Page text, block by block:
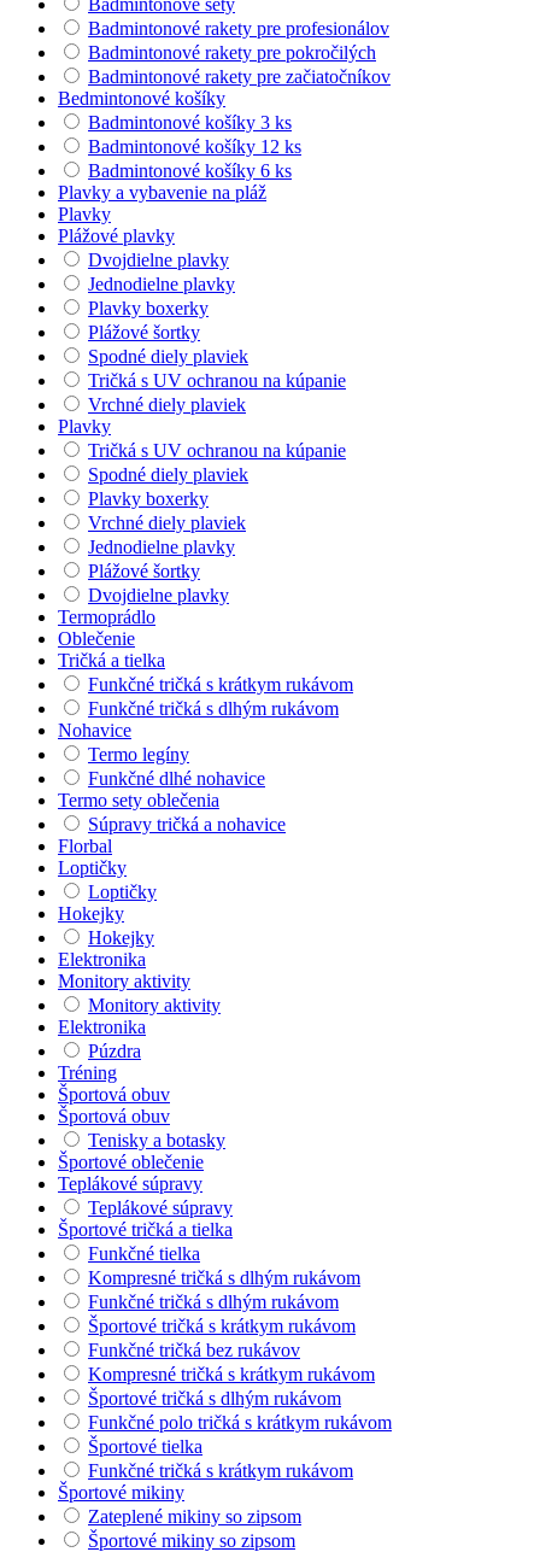
Badmintonové sety
Badmintonové rakety pre profesionálov
Badmintonové rakety pre pokročilých
Badmintonové rakety pre začiatočníkov
Bedmintonové košíky
Badmintonové košíky 3 ks
Badmintonové košíky 12 ks
Badmintonové košíky 6 ks
Plavky a vybavenie na pláž
Plavky
Plážové plavky
Dvojdielne plavky
Jednodielne plavky
Plavky boxerky
Plážové šortky
Spodné diely plaviek
Tričká s UV ochranou na kúpanie
Vrchné diely plaviek
Plavky
Tričká s UV ochranou na kúpanie
Spodné diely plaviek
Plavky boxerky
Vrchné diely plaviek
Jednodielne plavky
Plážové šortky
Dvojdielne plavky
Termoprádlo
Oblečenie
Tričká a tielka
Funkčné tričká s krátkym rukávom
Funkčné tričká s dlhým rukávom
Nohavice
Termo legíny
Funkčné dlhé nohavice
Termo sety oblečenia
Súpravy tričká a nohavice
Florbal
Loptičky
Loptičky
Hokejky
Hokejky
Elektronika
Monitory aktivity
Monitory aktivity
Elektronika
Púzdra
Tréning
Športová obuv
Športová obuv
Tenisky a botasky
Športové oblečenie
Teplákové súpravy
Teplákové súpravy
Športové tričká a tielka
Funkčné tielka
Kompresné tričká s dlhým rukávom
Funkčné tričká s dlhým rukávom
Športové tričká s krátkym rukávom
Funkčné tričká bez rukávov
Kompresné tričká s krátkym rukávom
Športové tričká s dlhým rukávom
Funkčné polo tričká s krátkym rukávom
Športové tielka
Funkčné tričká s krátkym rukávom
Športové mikiny
Zateplené mikiny so zipsom
Športové mikiny so zipsom